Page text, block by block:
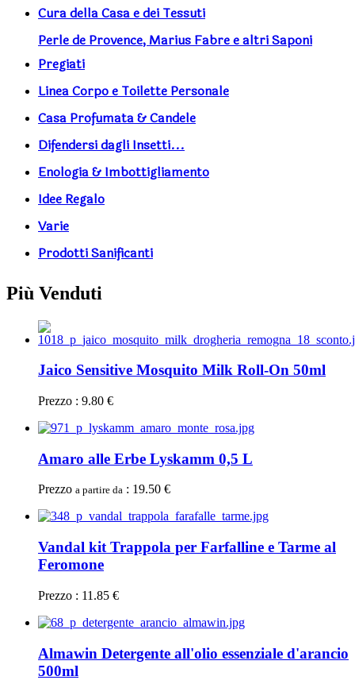
Cura della Casa e dei Tessuti
Perle de Provence, Marius Fabre e altri Saponi
Pregiati
Linea Corpo e Toilette Personale
Casa Profumata & Candele
Difendersi dagli Insetti...
Enologia & Imbottigliamento
Idee Regalo
Varie
Prodotti Sanificanti
Più Venduti
Jaico Sensitive Mosquito Milk Roll-On 50ml
Prezzo : 9.80 €
Amaro alle Erbe Lyskamm 0,5 L
Prezzo a partire da : 19.50 €
Vandal kit Trappola per Farfalline e Tarme al
Feromone
Prezzo : 11.85 €
Almawin Detergente all'olio essenziale d'arancio
500ml